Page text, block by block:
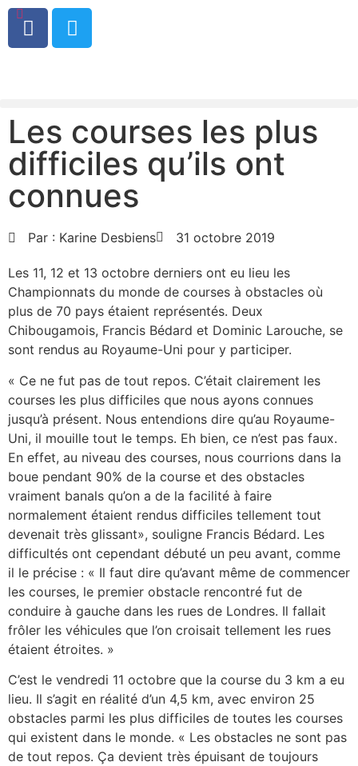
0
Les courses les plus
difficiles qu’ils ont
connues
Par : Karine Desbiens 31 octobre 2019
Les 11, 12 et 13 octobre derniers ont eu lieu les
Championnats du monde de courses à obstacles où
plus de 70 pays étaient représentés. Deux
Chibougamois, Francis Bédard et Dominic Larouche, se
sont rendus au Royaume-Uni pour y participer.
« Ce ne fut pas de tout repos. C’était clairement les
courses les plus difficiles que nous ayons connues
jusqu’à présent. Nous entendions dire qu’au Royaume-
Uni, il mouille tout le temps. Eh bien, ce n’est pas faux.
En effet, au niveau des courses, nous courrions dans la
boue pendant 90% de la course et des obstacles
vraiment banals qu’on a de la facilité à faire
normalement étaient rendus difficiles tellement tout
devenait très glissant», souligne Francis Bédard. Les
difficultés ont cependant débuté un peu avant, comme
il le précise : « Il faut dire qu’avant même de commencer
les courses, le premier obstacle rencontré fut de
conduire à gauche dans les rues de Londres. Il fallait
frôler les véhicules que l’on croisait tellement les rues
étaient étroites. »
C’est le vendredi 11 octobre que la course du 3 km a eu
lieu. Il s’agit en réalité d’un 4,5 km, avec environ 25
obstacles parmi les plus difficiles de toutes les courses
qui existent dans le monde. « Les obstacles ne sont pas
de tout repos. Ça devient très épuisant de toujours